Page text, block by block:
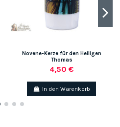
Novene-Kerze für den Heiligen
Thomas
4,50 €
In den Warenkorb